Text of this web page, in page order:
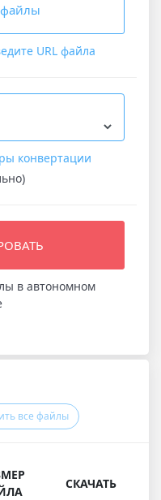
URL файла
конвертации
в автономном
все файлы
СКАЧАТЬ